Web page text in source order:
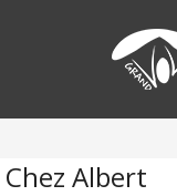
Chez Albert